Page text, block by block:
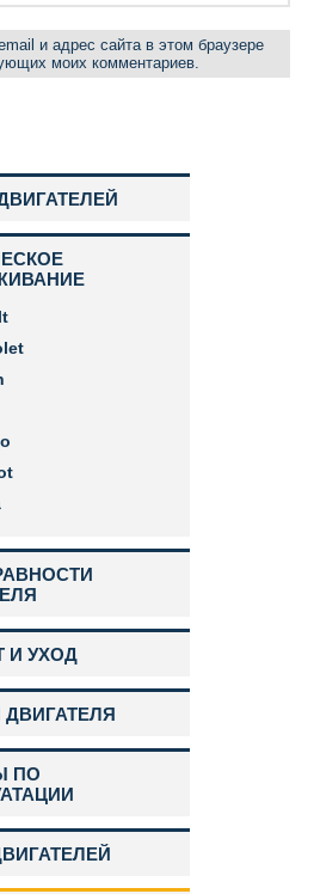
и адрес сайта в этом браузере
моих комментариев.
И УХОД
ДВИГАТЕЛЯ
ПО